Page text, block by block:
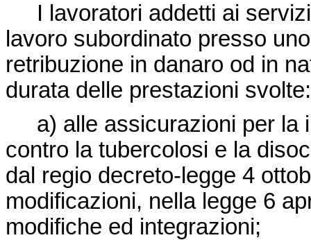
I lavoratori addetti ai
lavoro subordinato presso
retribuzione in danaro od in
durata delle prestazioni svolte:
a) alle assicurazioni per la
contro la tubercolosi e la
dal regio decreto-legge 4
modificazioni, nella legge 6
modifiche ed integrazioni;